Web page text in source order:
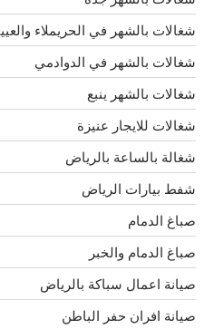
شغالات بالشهر في الحريملاء
شغالات بالشهر في الدوادمي
شغالات بالشهر ينبع
شغالات للايجار عنيزة
شغالة بالساعة بالرياض
شفط بيارات الرياض
صباغ الدمام
صباغ الدمام والخبر
صيانة اعمال سباكة بالرياض
صيانة افران حفر الباطن